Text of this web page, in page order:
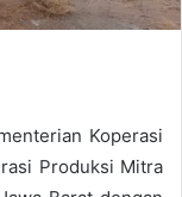
Koperasi
Produksi Mitra